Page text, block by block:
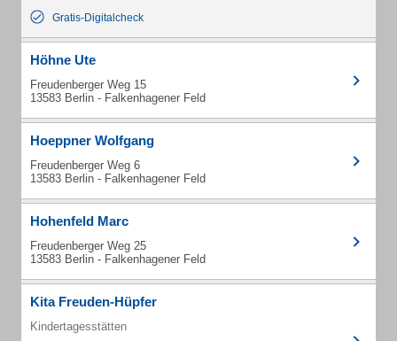
Gratis-Digitalcheck
Höhne Ute
Freudenberger Weg 15
13583 Berlin - Falkenhagener Feld
Hoeppner Wolfgang
Freudenberger Weg 6
13583 Berlin - Falkenhagener Feld
Hohenfeld Marc
Freudenberger Weg 25
13583 Berlin - Falkenhagener Feld
Kita Freuden-Hüpfer
Kindertagesstätten